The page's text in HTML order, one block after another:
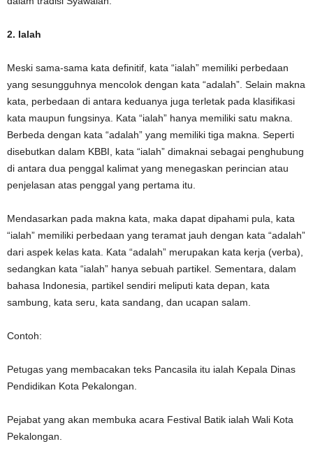
2. Ialah
Meski sama-sama kata definitif, kata “ialah” memiliki perbedaan
yang sesungguhnya mencolok dengan kata “adalah”. Selain makna
kata, perbedaan di antara keduanya juga terletak pada klasifikasi
kata maupun fungsinya. Kata “ialah” hanya memiliki satu makna.
Berbeda dengan kata “adalah” yang memiliki tiga makna. Seperti
disebutkan dalam KBBI, kata “ialah” dimaknai sebagai penghubung
di antara dua penggal kalimat yang menegaskan perincian atau
penjelasan atas penggal yang pertama itu.
Mendasarkan pada makna kata, maka dapat dipahami pula, kata
“ialah” memiliki perbedaan yang teramat jauh dengan kata “adalah”
dari aspek kelas kata. Kata “adalah” merupakan kata kerja (verba),
sedangkan kata “ialah” hanya sebuah partikel. Sementara, dalam
bahasa Indonesia, partikel sendiri meliputi kata depan, kata
sambung, kata seru, kata sandang, dan ucapan salam.
Contoh:
Petugas yang membacakan teks Pancasila itu ialah Kepala Dinas
Pendidikan Kota Pekalongan.
Pejabat yang akan membuka acara Festival Batik ialah Wali Kota
Pekalongan.